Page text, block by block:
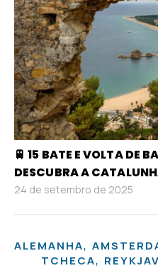
🚆 15 BATE E VOLTA DE
DESCUBRA A
24 de setembro de 2025
ALEMANHA,
TCHECA,